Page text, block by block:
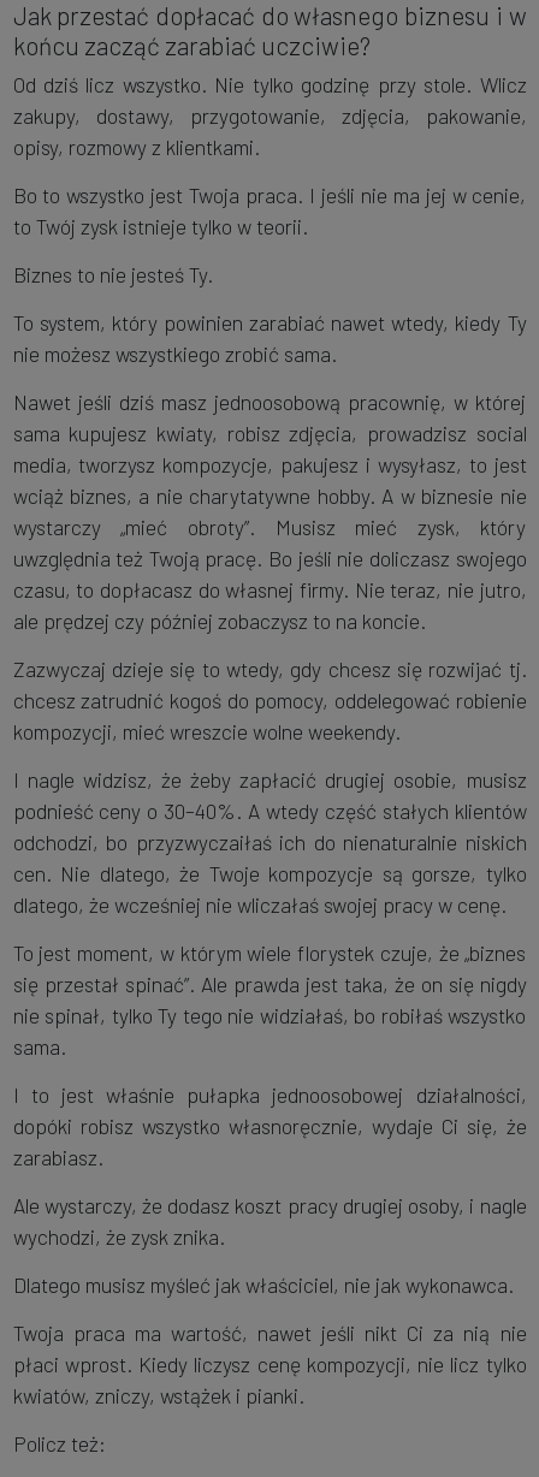
Jak przestać dopłacać do własnego biznesu i w
końcu zacząć zarabiać uczciwie?
Od dziś licz wszystko. Nie tylko godzinę przy stole. Wlicz
zakupy, dostawy, przygotowanie, zdjęcia, pakowanie,
opisy, rozmowy z klientkami.
Bo to wszystko jest Twoja praca. I jeśli nie ma jej w cenie,
to Twój zysk istnieje tylko w teorii.
Biznes to nie jesteś Ty.
To system, który powinien zarabiać nawet wtedy, kiedy Ty
nie możesz wszystkiego zrobić sama.
Nawet jeśli dziś masz jednoosobową pracownię, w której
sama kupujesz kwiaty, robisz zdjęcia, prowadzisz social
media, tworzysz kompozycje, pakujesz i wysyłasz, to jest
wciąż biznes, a nie charytatywne hobby. A w biznesie nie
wystarczy „mieć obroty”. Musisz mieć zysk, który
uwzględnia też Twoją pracę. Bo jeśli nie doliczasz swojego
czasu, to dopłacasz do własnej firmy. Nie teraz, nie jutro,
ale prędzej czy później zobaczysz to na koncie.
Zazwyczaj dzieje się to wtedy, gdy chcesz się rozwijać tj.
chcesz zatrudnić kogoś do pomocy, oddelegować robienie
kompozycji, mieć wreszcie wolne weekendy.
I nagle widzisz, że żeby zapłacić drugiej osobie, musisz
podnieść ceny o 30–40%. A wtedy część stałych klientów
odchodzi, bo przyzwyczaiłaś ich do nienaturalnie niskich
cen. Nie dlatego, że Twoje kompozycje są gorsze, tylko
dlatego, że wcześniej nie wliczałaś swojej pracy w cenę.
To jest moment, w którym wiele florystek czuje, że „biznes
się przestał spinać”. Ale prawda jest taka, że on się nigdy
nie spinał, tylko Ty tego nie widziałaś, bo robiłaś wszystko
sama.
I to jest właśnie pułapka jednoosobowej działalności,
dopóki robisz wszystko własnoręcznie, wydaje Ci się, że
zarabiasz.
Ale wystarczy, że dodasz koszt pracy drugiej osoby, i nagle
wychodzi, że zysk znika.
Dlatego musisz myśleć jak właściciel, nie jak wykonawca.
Twoja praca ma wartość, nawet jeśli nikt Ci za nią nie
płaci wprost. Kiedy liczysz cenę kompozycji, nie licz tylko
kwiatów, zniczy, wstążek i pianki.
Policz też: